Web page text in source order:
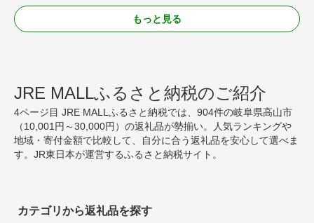
もっと見る
JRE MALLふるさと納税のご紹介
4ページ目 JRE MALLふるさと納税では、904件の岐阜県高山市
（10,001円～30,000円）の返礼品が勢揃い。人気ランキングや
地域・寄付金額で比較して、自分に合う返礼品を安心して選べま
す。JR東日本が運営するふるさと納税サイト。
カテゴリから返礼品を探す